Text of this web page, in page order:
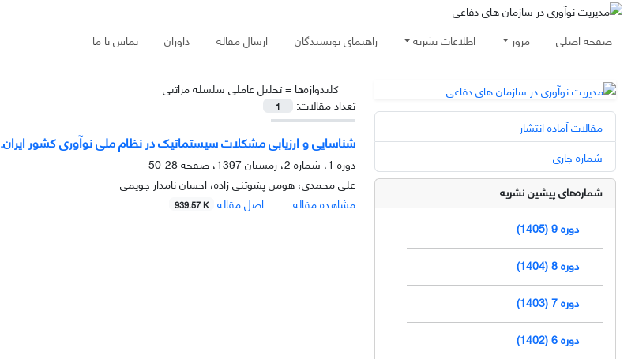
صفحه اصلی مرور اطلاعات نشریه راهنمای نویسندگان ارسال مقاله داوران تماس با ما
کلیدواژه‌ها =تحلیل عاملی سلسله مراتبی
تعداد مقالات:
1
شناسایی و ارزیابی مشکلات سیستماتیک در نظام ملی نوآوری کشور ایران.
دوره 1، شماره 2، زمستان 1397، صفحه
28-50
علی محمدی، هومن پشوتنی زاده، احسان نامدار جویمی
مشاهده مقاله
اصل مقاله 939.57 K
مقالات آماده انتشار
شماره جاری
شماره‌های پیشین نشریه
دوره 9 (1405)
دوره 8 (1404)
دوره 7 (1403)
دوره 6 (1402)